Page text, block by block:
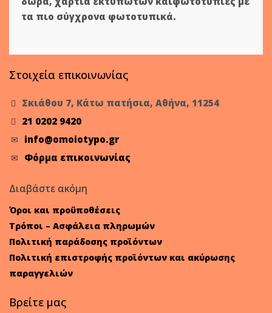
τα πιο σύγχρονα φωτοτυπικά.
Στοιχεία επικοινωνίας
Σκιάθου 7, Κάτω πατήσια, Αθήνα, 11254
21 0202 9420
info@omoiotypo.gr
Φόρμα επικοινωνίας
Διαβάστε ακόμη
Όροι και προϋποθέσεις
Τρόποι – Ασφάλεια πληρωμών
Πολιτική παράδοσης προϊόντων
Πολιτική επιστροφής προϊόντων και ακύρωσης
παραγγελιών
Βρείτε μας